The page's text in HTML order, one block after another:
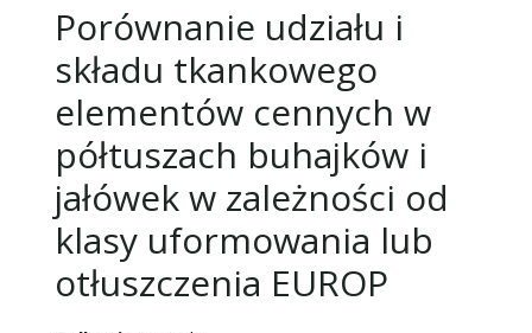
Porównanie udziału i
składu tkankowego
elementów cennych w
półtuszach buhajków i
jałówek w zależności od
klasy uformowania lub
otłuszczenia EUROP